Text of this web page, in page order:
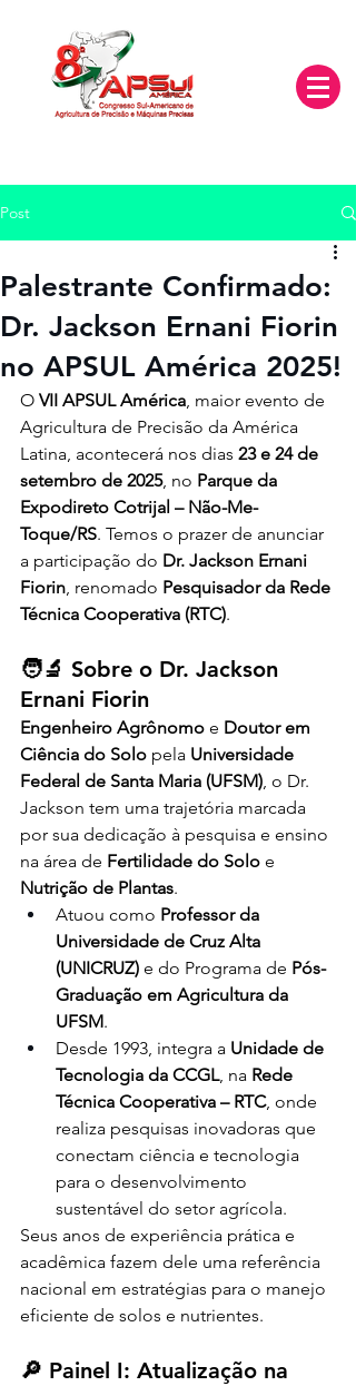
Post
Palestrante Confirmado:
Dr. Jackson Ernani Fiorin
no APSUL América 2025!
O VII APSUL América, maior evento de
Agricultura de Precisão da América
Latina, acontecerá nos dias 23 e 24 de
setembro de 2025, no Parque da
Expodireto Cotrijal – Não-Me-
Toque/RS. Temos o prazer de anunciar
a participação do Dr. Jackson Ernani
Fiorin, renomado Pesquisador da Rede
Técnica Cooperativa (RTC).
🧑‍🔬 Sobre o Dr. Jackson
Ernani Fiorin
Engenheiro Agrônomo e Doutor em
Ciência do Solo pela Universidade
Federal de Santa Maria (UFSM), o Dr.
Jackson tem uma trajetória marcada
por sua dedicação à pesquisa e ensino
na área de Fertilidade do Solo e
Nutrição de Plantas.
Atuou como Professor da
Universidade de Cruz Alta
(UNICRUZ) e do Programa de Pós-
Graduação em Agricultura da
UFSM.
Desde 1993, integra a Unidade de
Tecnologia da CCGL, na Rede
Técnica Cooperativa – RTC, onde
realiza pesquisas inovadoras que
conectam ciência e tecnologia
para o desenvolvimento
sustentável do setor agrícola.
Seus anos de experiência prática e
acadêmica fazem dele uma referência
nacional em estratégias para o manejo
eficiente de solos e nutrientes.
🔎 Painel I: Atualização na